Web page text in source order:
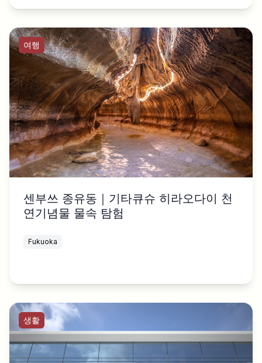
여행
센부쓰 종유동｜기타큐슈 히라오다이 천
연기념물 물속 탐험
Fukuoka
생활